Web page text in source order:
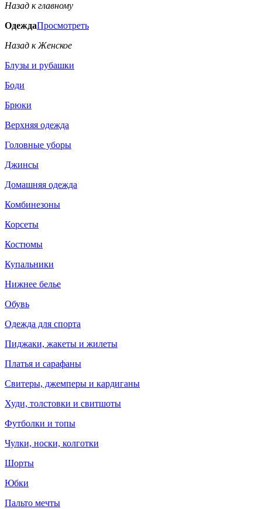
Назад к главному
ОдеждаПросмотреть
Назад к Женское
Блузы и рубашки
Боди
Брюки
Верхняя одежда
Головные уборы
Джинсы
Домашняя одежда
Комбинезоны
Корсеты
Костюмы
Купальники
Нижнее белье
Обувь
Одежда для спорта
Пиджаки, жакеты и жилеты
Платья и сарафаны
Свитеры, джемперы и кардиганы
Худи, толстовки и свитшоты
Футболки и топы
Чулки, носки, колготки
Шорты
Юбки
Пальто мечты